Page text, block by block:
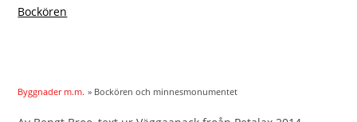
Bockören
Byggnader m.m. » Bockören och minnesmonumentet